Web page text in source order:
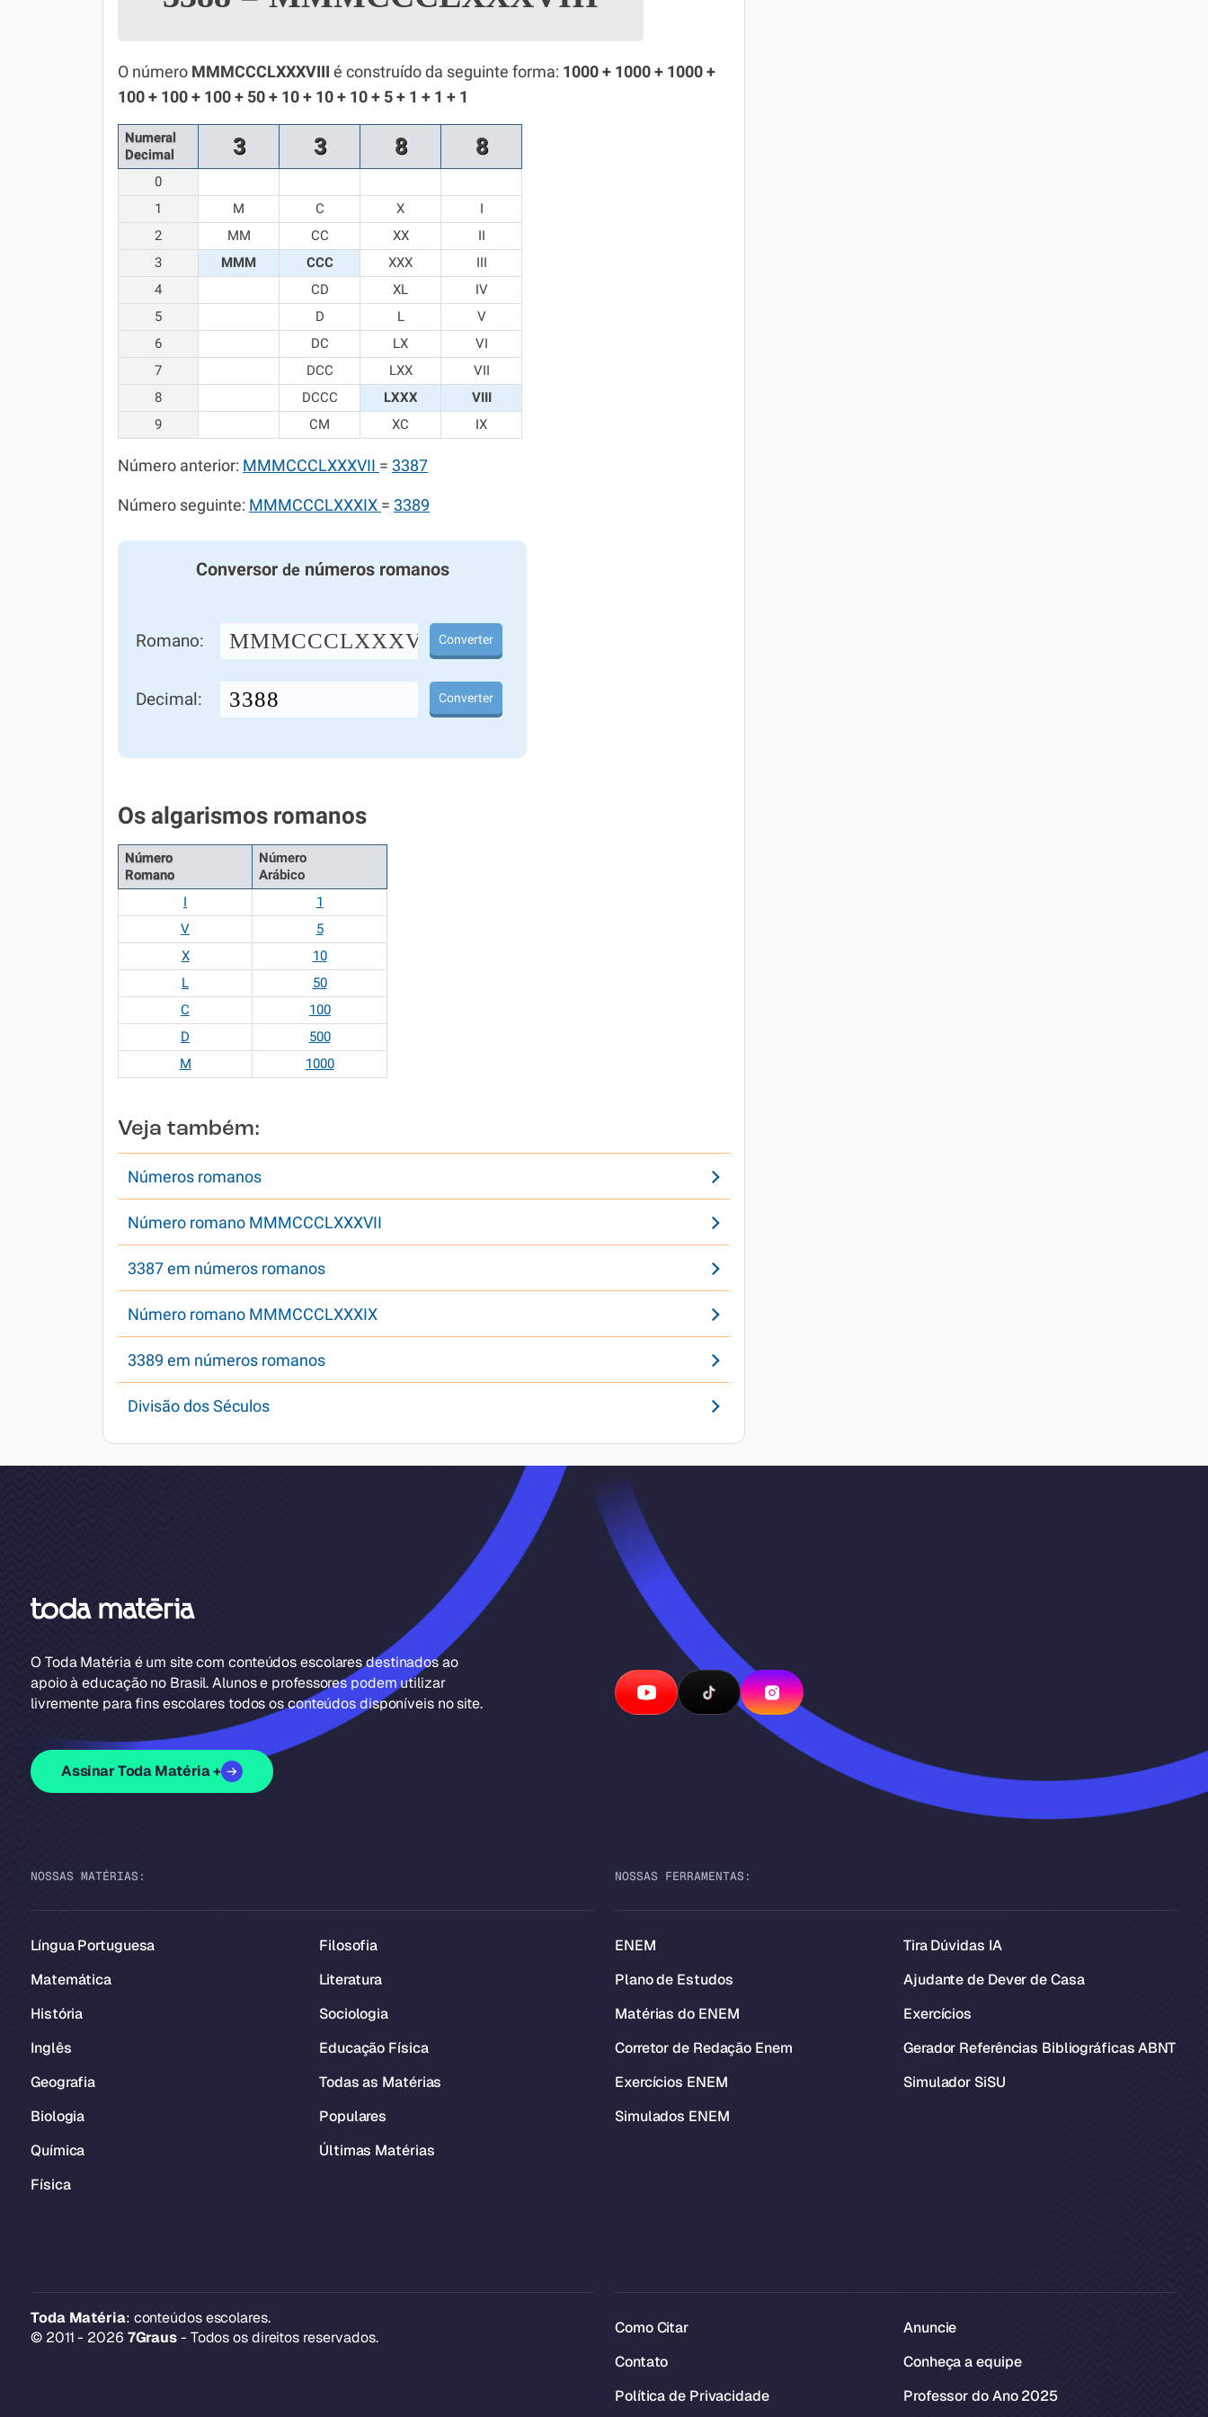
Química
Todos os Exercícios
O número MMMCCCLXXXVIII é construído da seguinte forma: 1000 + 1000 + 1000 +
100 + 100 + 100 + 50 + 10 + 10 + 10 + 5 + 1 + 1 + 1
Numeral
Decimal
3 3 8 8
0
1
M C X
I
2
MM CC XX
II
3
MMM CCC XXX
III
4
CD XL
IV
5
D L
V
6
DC LX
VI
7
DCC LXX
VII
8
DCCC LXXX
VIII
9
CM XC IX
Número anterior: MMMCCCLXXXVII = 3387
Número seguinte: MMMCCCLXXXIX = 3389
Conversor denúmeros romanos
Romano: MMMCCCLXXXVIIIConverter
Decimal: Converter
Os algarismos romanos
Número
Romano
Número
Arábico
I
1
V
5
X
10
L
50
C
100
D
500
M
1000
Veja também:
Números romanos
Número romano MMMCCCLXXXVII
3387 em números romanos
Número romano MMMCCCLXXXIX
3389 em números romanos
Divisão dos Séculos
O Toda Matéria é um site com conteúdos escolares destinados ao
apoio à educação no Brasil. Alunos e professores podem utilizar
livremente para fins escolares todos os conteúdos disponíveis no site.
Assinar Toda Matéria +
NOSSAS MATÉRIAS:
Língua Portuguesa
Matemática
História
Inglês
Geografia
Biologia
Química
Física
Filosofia
Literatura
Sociologia
Educação Física
Todas as Matérias
Populares
Últimas Matérias
NOSSAS FERRAMENTAS:
ENEM
Plano de Estudos
Matérias do ENEM
Corretor de Redação Enem
Exercícios ENEM
Simulados ENEM
Tira Dúvidas IA
Ajudante de Dever de Casa
Exercícios
Gerador Referências Bibliográficas ABNT
Simulador SiSU
Toda Matéria: conteúdos escolares.
© 2011 - 2026 7Graus- Todos os direitos reservados.
Como Citar
Contato
Política de Privacidade
Anuncie
Conheça a equipe
Professor do Ano 2025